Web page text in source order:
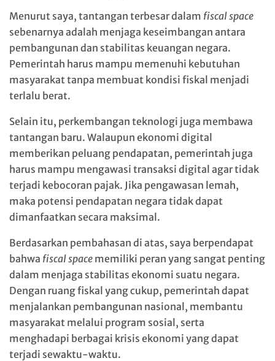
Menurut saya, tantangan terbesar dalam fiscal space
sebenarnya adalah menjaga keseimbangan antara
pembangunan dan stabilitas keuangan negara.
Pemerintah harus mampu memenuhi kebutuhan
masyarakat tanpa membuat kondisi fiskal menjadi
terlalu berat.
Selain itu, perkembangan teknologi juga membawa
tantangan baru. Walaupun ekonomi digital
memberikan peluang pendapatan, pemerintah juga
harus mampu mengawasi transaksi digital agar tidak
terjadi kebocoran pajak. Jika pengawasan lemah,
maka potensi pendapatan negara tidak dapat
dimanfaatkan secara maksimal.
Berdasarkan pembahasan di atas, saya berpendapat
bahwa fiscal space memiliki peran yang sangat penting
dalam menjaga stabilitas ekonomi suatu negara.
Dengan ruang fiskal yang cukup, pemerintah dapat
menjalankan pembangunan nasional, membantu
masyarakat melalui program sosial, serta
menghadapi berbagai krisis ekonomi yang dapat
terjadi sewaktu-waktu.